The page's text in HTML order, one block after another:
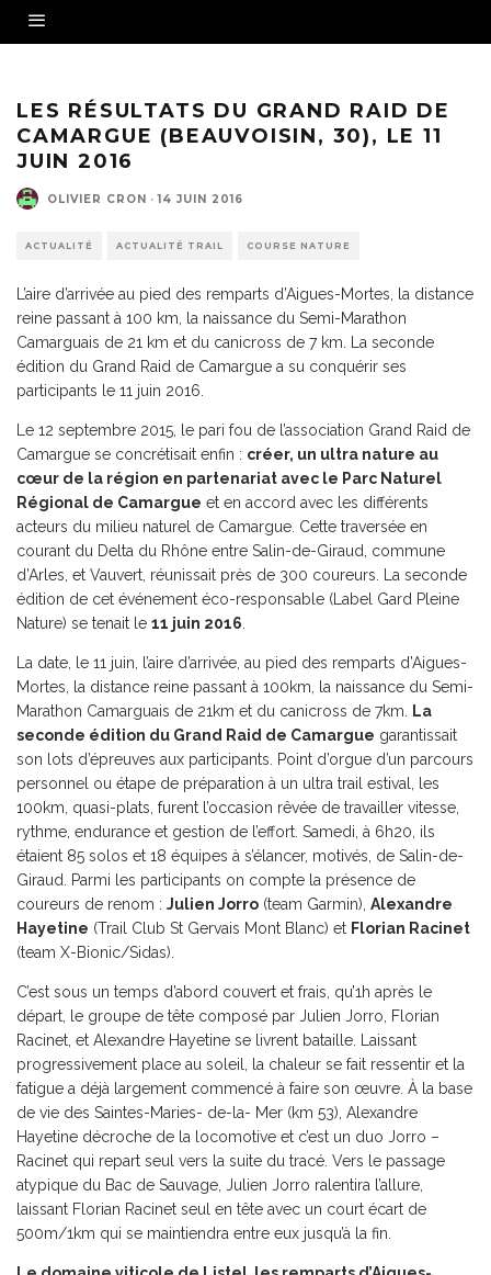
LES RÉSULTATS DU GRAND RAID DE
CAMARGUE (BEAUVOISIN, 30), LE 11
JUIN 2016
OLIVIER CRON · 14 JUIN 2016
ACTUALITÉ ACTUALITÉ TRAIL COURSE NATURE
L’aire d’arrivée au pied des remparts d’Aigues-Mortes, la distance
reine passant à 100 km, la naissance du Semi-Marathon
Camarguais de 21 km et du canicross de 7 km. La seconde
édition du Grand Raid de Camargue a su conquérir ses
participants le 11 juin 2016.
Le 12 septembre 2015, le pari fou de l’association Grand Raid de
Camargue se concrétisait enfin : créer, un ultra nature au
cœur de la région en partenariat avec le Parc Naturel
Régional de Camargue et en accord avec les différents
acteurs du milieu naturel de Camargue. Cette traversée en
courant du Delta du Rhône entre Salin-de-Giraud, commune
d’Arles, et Vauvert, réunissait près de 300 coureurs. La seconde
édition de cet événement éco-responsable (Label Gard Pleine
Nature) se tenait le 11 juin 2016
La date, le 11 juin, l’aire d’arrivée, au pied des remparts d’Aigues-
Mortes, la distance reine passant à 100km, la naissance du Semi-
Marathon Camarguais de 21km et du canicross de 7km.
La
seconde édition du Grand Raid de Camargue garantissait
son lots d’épreuves aux participants. Point d’orgue d’un parcours
personnel ou étape de préparation à un ultra trail estival, les
100km, quasi-plats, furent l’occasion rêvée de travailler vitesse,
rythme, endurance et gestion de l’effort. Samedi, à 6h20, ils
étaient 85 solos et 18 équipes à s’élancer, motivés, de Salin-de-
Giraud. Parmi les participants on compte la présence de
coureurs de renom : Julien Jorro (team Garmin), Alexandre
Hayetine (Trail Club St Gervais Mont Blanc) et Florian Racinet
(team X-Bionic/Sidas).
C’est sous un temps d’abord couvert et frais, qu’1h après le
départ, le groupe de tête composé par Julien Jorro, Florian
Racinet, et Alexandre Hayetine se livrent bataille. Laissant
progressivement place au soleil, la chaleur se fait ressentir et la
fatigue a déjà largement commencé à faire son œuvre. À la base
de vie des Saintes-Maries- de-la- Mer (km 53), Alexandre
Hayetine décroche de la locomotive et c’est un duo Jorro –
Racinet qui repart seul vers la suite du tracé. Vers le passage
atypique du Bac de Sauvage, Julien Jorro ralentira l’allure,
laissant Florian Racinet seul en tête avec un court écart de
500m/1km qui se maintiendra entre eux jusqu’à la fin.